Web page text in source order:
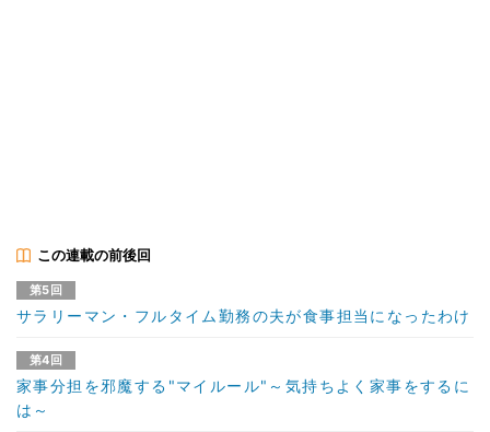
この連載の前後回
第5回
サラリーマン・フルタイム勤務の夫が食事担当になったわけ
第4回
家事分担を邪魔する"マイルール"～気持ちよく家事をするに
は～